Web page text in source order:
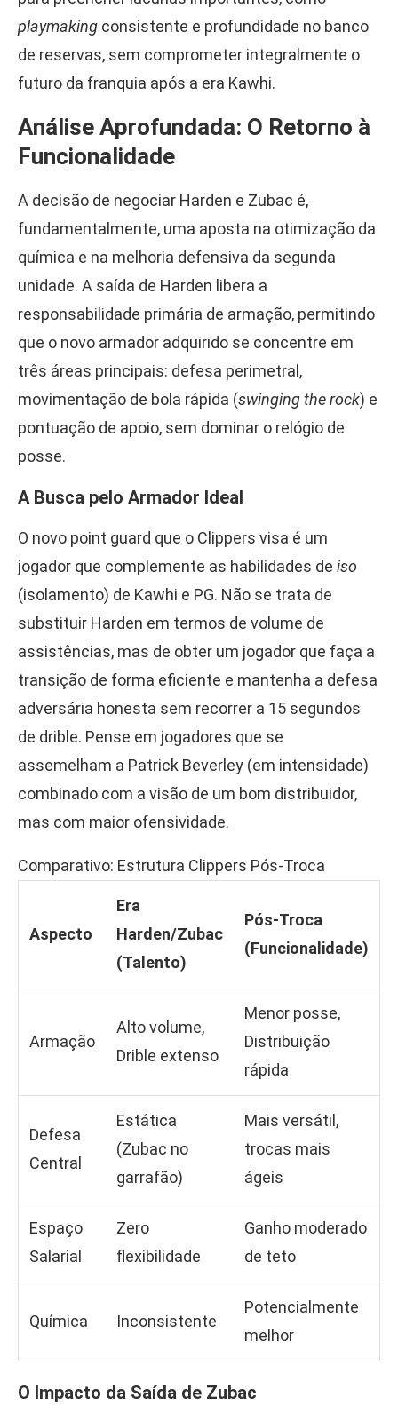
playmaking consistente e profundidade no banco
de reservas, sem comprometer integralmente o
futuro da franquia após a era Kawhi.
Análise Aprofundada: O Retorno à
Funcionalidade
A decisão de negociar Harden e Zubac é,
fundamentalmente, uma aposta na otimização da
química e na melhoria defensiva da segunda
unidade. A saída de Harden libera a
responsabilidade primária de armação, permitindo
que o novo armador adquirido se concentre em
três áreas principais: defesa perimetral,
movimentação de bola rápida (swinging the rock) e
pontuação de apoio, sem dominar o relógio de
posse.
A Busca pelo Armador Ideal
O novo point guard que o Clippers visa é um
jogador que complemente as habilidades de iso
(isolamento) de Kawhi e PG. Não se trata de
substituir Harden em termos de volume de
assistências, mas de obter um jogador que faça a
transição de forma eficiente e mantenha a defesa
adversária honesta sem recorrer a 15 segundos
de drible. Pense em jogadores que se
assemelham a Patrick Beverley (em intensidade)
combinado com a visão de um bom distribuidor,
mas com maior ofensividade.
Comparativo: Estrutura Clippers Pós-Troca
Aspecto
Era
Harden/Zubac
(Talento)
Pós-Troca
(Funcionalidade)
Armação
Alto volume,
Drible extenso
Menor posse,
Distribuição
rápida
Defesa
Central
Estática
(Zubac no
garrafão)
Mais versátil,
trocas mais
ágeis
Espaço
Salarial
Zero
flexibilidade
Ganho moderado
de teto
Química Inconsistente
Potencialmente
melhor
O Impacto da Saída de Zubac